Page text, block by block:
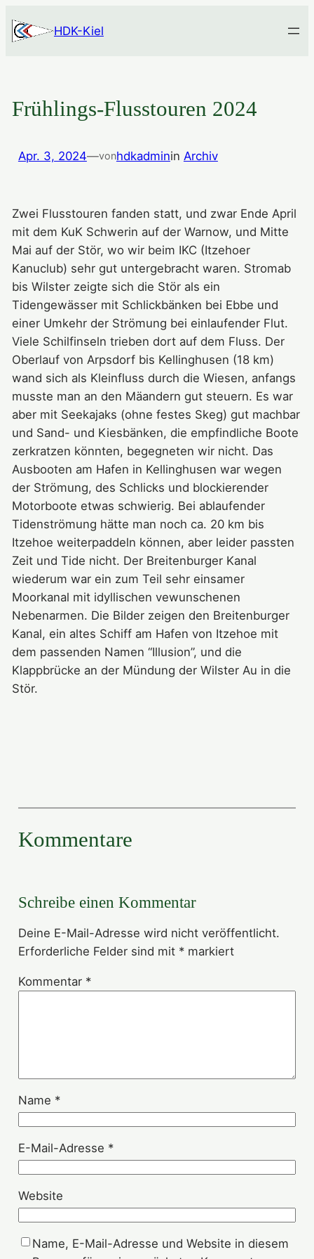
Inhalt
HDK-Kiel
Frühlings-Flusstouren 2024
Apr. 3, 2024—vonhdkadminin Archiv
Zwei Flusstouren fanden statt, und zwar Ende April
mit dem KuK Schwerin auf der Warnow, und Mitte
Mai auf der Stör, wo wir beim IKC (Itzehoer
Kanuclub) sehr gut untergebracht waren. Stromab
bis Wilster zeigte sich die Stör als ein
Tidengewässer mit Schlickbänken bei Ebbe und
einer Umkehr der Strömung bei einlaufender Flut.
Viele Schilfinseln trieben dort auf dem Fluss. Der
Oberlauf von Arpsdorf bis Kellinghusen (18 km)
wand sich als Kleinfluss durch die Wiesen, anfangs
musste man an den Mäandern gut steuern. Es war
aber mit Seekajaks (ohne festes Skeg) gut machbar
und Sand- und Kiesbänken, die empfindliche Boote
zerkratzen könnten, begegneten wir nicht. Das
Ausbooten am Hafen in Kellinghusen war wegen
der Strömung, des Schlicks und blockierender
Motorboote etwas schwierig. Bei ablaufender
Tidenströmung hätte man noch ca. 20 km bis
Itzehoe weiterpaddeln können, aber leider passten
Zeit und Tide nicht. Der Breitenburger Kanal
wiederum war ein zum Teil sehr einsamer
Moorkanal mit idyllischen vewunschenen
Nebenarmen. Die Bilder zeigen den Breitenburger
Kanal, ein altes Schiff am Hafen von Itzehoe mit
dem passenden Namen “Illusion”, und die
Klappbrücke an der Mündung der Wilster Au in die
Stör.
Kommentare
Schreibe einen Kommentar
Deine E-Mail-Adresse wird nicht veröffentlicht.
Erforderliche Felder sind mit *markiert
Kommentar *
Name *
E-Mail-Adresse *
Website
Name, E-Mail-Adresse und Website in diesem